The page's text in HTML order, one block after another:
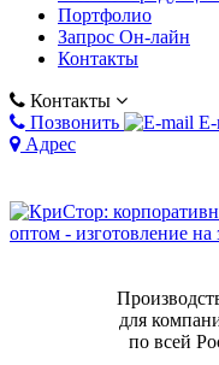
Портфолио
Запрос Он-лайн
Контакты
Контакты
Позвонить
Адрес
для
по всей